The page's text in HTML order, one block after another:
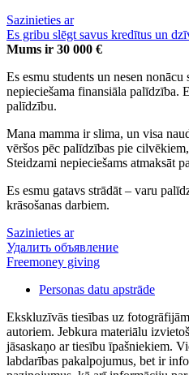
Sazinieties ar
Es gribu slēgt savus kredītus un
Mums ir 30 000 €
Es esmu students un nesen
nepieciešama finansiāla palīdzība.
palīdzību.
Mana mamma ir slima, un visa
vēršos pēc palīdzības pie
Steidzami nepieciešams atmaksāt
Es esmu gatavs strādāt – varu
krāsošanas darbiem.
Sazinieties ar
Удалить объявление
Freemoney giving
Personas datu apstrāde
Ekskluzīvās tiesības uz
autoriem. Jebkura materiālu
jāsaskaņo ar tiesību īpašniekiem.
labdarības pakalpojumus, bet ir